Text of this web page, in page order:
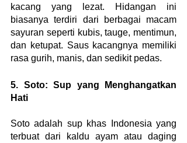
kacang yang lezat. Hidangan ini
biasanya terdiri dari berbagai macam
sayuran seperti kubis, tauge, mentimun,
dan ketupat. Saus kacangnya memiliki
rasa gurih, manis, dan sedikit pedas.
5. Soto: Sup yang Menghangatkan
Hati
Soto adalah sup khas Indonesia yang
terbuat dari kaldu ayam atau daging